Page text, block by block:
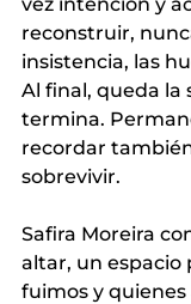
reconstruir,
insistencia, las
Al final, queda la
termina.
recordar
sobrevivir.
Safira Moreira
altar, un espacio
fuimos y